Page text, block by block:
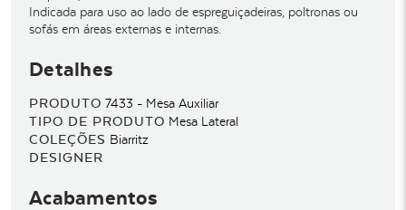
Indicada para uso ao lado de espreguiçadeiras, poltronas ou
sofás em áreas externas e internas.
Detalhes
PRODUTO 7433 - Mesa Auxiliar
TIPO DE PRODUTO Mesa Lateral
COLEÇÕES Biarritz
DESIGNER
Acabamentos